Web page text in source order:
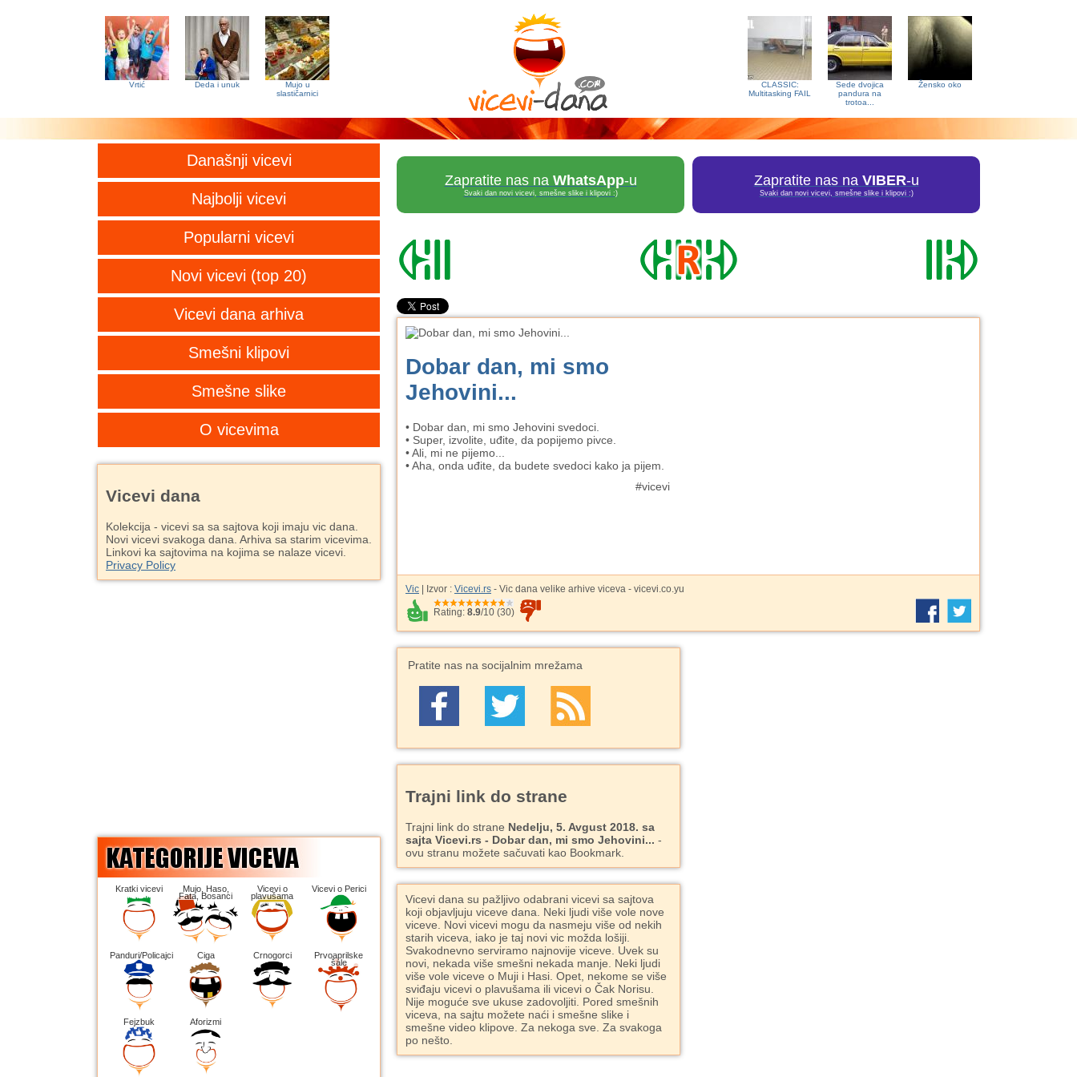
Vrtić Deda i unuk
Mujo u
slastičarnici
Žensko oko
Sede dvojica
pandura na
trotoa...
CLASSIC:
Multitasking FAIL
Današnji vicevi
Najbolji vicevi
Popularni vicevi
Novi vicevi (top 20)
Vicevi dana arhiva
Smešni klipovi
Smešne slike
O vicevima
Zapratite nas na WhatsApp-u
Svaki dan novi vicevi, smešne slike i klipovi :)
Zapratite nas na VIBER-u
Svaki dan novi vicevi, smešne slike i klipovi :)
Dobar dan, mi smo
Jehovini...
• Dobar dan, mi smo Jehovini svedoci.
• Super, izvolite, uđite, da popijemo pivce.
• Ali, mi ne pijemo...
• Aha, onda uđite, da budete svedoci kako ja pijem.
#vicevi
Vic | Izvor : Vicevi.rs - Vic dana velike arhive viceva - vicevi.co.yu
Rating: 8.9/10 (30)
Pratite nas na socijalnim mrežama
Trajni link do strane
Trajni link do strane Nedelju, 5. Avgust 2018. sa
sajta Vicevi.rs - Dobar dan, mi smo Jehovini... -
ovu stranu možete sačuvati kao Bookmark.
Vicevi dana su pažljivo odabrani vicevi sa sajtova
koji objavljuju viceve dana. Neki ljudi više vole nove
viceve. Novi vicevi mogu da nasmeju više od nekih
starih viceva, iako je taj novi vic možda lošiji.
Svakodnevno serviramo najnovije viceve. Uvek su
novi, nekada više smešni nekada manje. Neki ljudi
više vole viceve o Muji i Hasi. Opet, nekome se više
sviđaju vicevi o plavušama ili vicevi o Čak Norisu.
Nije moguće sve ukuse zadovoljiti. Pored smešnih
viceva, na sajtu možete naći i smešne slike i
smešne video klipove. Za nekoga sve. Za svakoga
po nešto.
Vicevi dana
Kolekcija - vicevi sa sa sajtova koji imaju vic dana.
Novi vicevi svakoga dana. Arhiva sa starim vicevima.
Linkovi ka sajtovima na kojima se nalaze vicevi.
Privacy Policy
Kratki vicevi Mujo, Haso,
Fata, Bosanci
Vicevi o
plavušama
Vicevi o Perici
Panduri/Policajci Ciga Crnogorci Prvoaprilske
šale
Fejzbuk Aforizmi